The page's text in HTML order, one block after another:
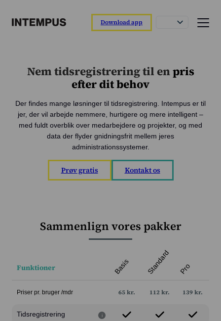
Download app
Intempus app
Registrer din dag direkte fra appen.
Intempus web
Overblik over rapporter og medarbejdere.
Intempus terminal
Nem registrering ved ankomst og afgang.
Tilslut til dit løn- eller ERP-system.
Priser
Blog
Om os
Nem tidsregistrering til enpris
efter dit behov
Der findes mange løsninger til tidsregistrering. Intempus er til
jer, der vil arbejde nemmere, hurtigere og mere intelligent –
med fuldt overblik over medarbejdere og projekter, og med
data der flyder gnidningsfrit mellem jeres
administrationssystemer.
Prøv gratis Kontakt os
Sammenlign vores pakker
Funktioner Basis Standard Pro
Priser pr. bruger /mdr 65 kr. 112 kr. 139 kr.
Tidsregistrering i